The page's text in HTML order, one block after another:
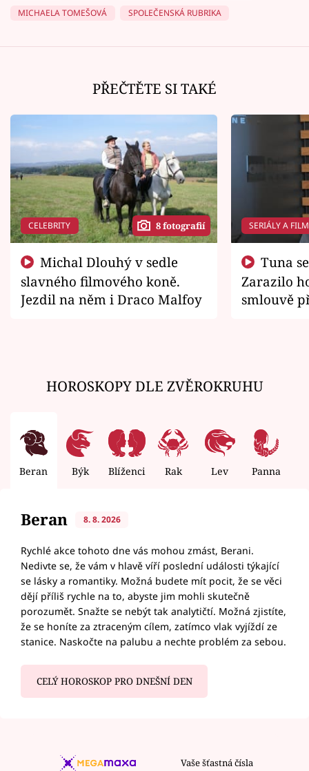
MICHAELA TOMEŠOVÁ
SPOLEČENSKÁ RUBRIKA
PŘEČTĚTE SI TAKÉ
CELEBRITY 8 fotografií
slavného filmového koně.
Jezdil na něm i Draco Malfoy
SERIÁLY A
Zarazilo
smlouvě
HOROSKOPY DLE ZVĚROKRUHU
Beran Býk Blíženci Rak Lev Panna
Beran 8. 8. 2026
Rychlé akce tohoto dne vás mohou zmást, Berani.
Nedivte se, že vám v hlavě víří poslední události týkající
se lásky a romantiky. Možná budete mít pocit, že se věci
dějí příliš rychle na to, abyste jim mohli skutečně
porozumět. Snažte se nebýt tak analytičtí. Možná zjistíte,
že se honíte za ztraceným cílem, zatímco vlak vyjíždí ze
stanice. Naskočte na palubu a nechte problém za sebou.
CELÝ HOROSKOP PRO DNEŠNÍ DEN
Vaše šťastná čísla